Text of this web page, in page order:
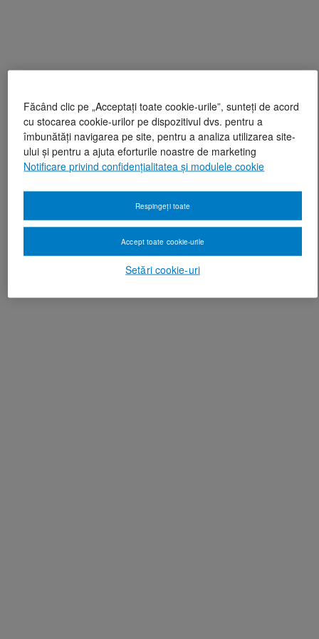
Făcând clic pe „Acceptați toate cookie-urile”, sunteți de acord
cu stocarea cookie-urilor pe dispozitivul dvs. pentru a
îmbunătăți navigarea pe site, pentru a analiza utilizarea site-
ului și pentru a ajuta eforturile noastre de marketing
Notificare privind confidențialitatea și modulele cookie
Setări cookie-uri
Respingeți toate
Accept toate cookie-urile